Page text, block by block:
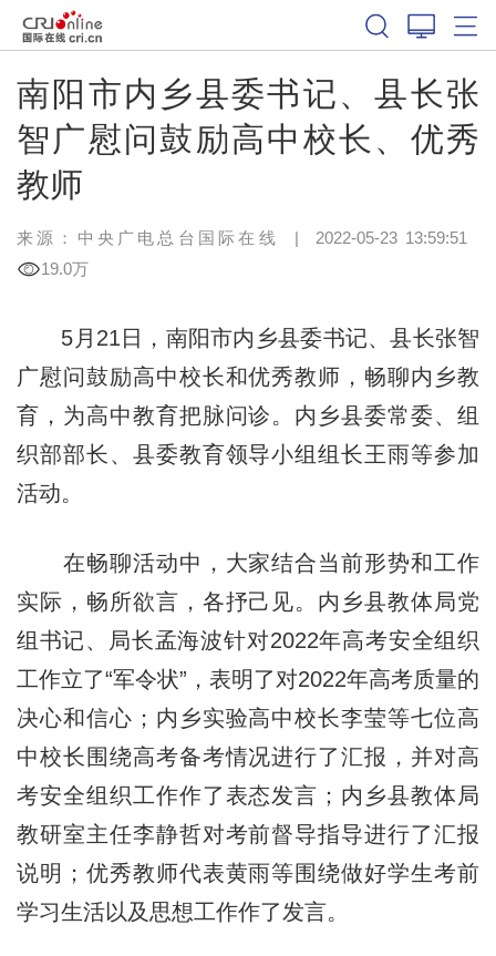
南阳市内乡县委书记、县长张
智广慰问鼓励高中校长、优秀
教师
来源：中央广电总台国际在线 | 2022-05-23 13:59:51
19.0万
5月21日，南阳市内乡县委书记、县长张智
广慰问鼓励高中校长和优秀教师，畅聊内乡教
育，为高中教育把脉问诊。内乡县委常委、组
织部部长、县委教育领导小组组长王雨等参加
活动。
在畅聊活动中，大家结合当前形势和工作
实际，畅所欲言，各抒己见。内乡县教体局党
组书记、局长孟海波针对2022年高考安全组织
工作立了“军令状”，表明了对2022年高考质量的
决心和信心；内乡实验高中校长李莹等七位高
中校长围绕高考备考情况进行了汇报，并对高
考安全组织工作作了表态发言；内乡县教体局
教研室主任李静哲对考前督导指导进行了汇报
说明；优秀教师代表黄雨等围绕做好学生考前
学习生活以及思想工作作了发言。